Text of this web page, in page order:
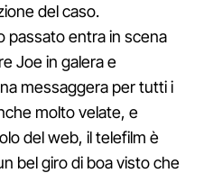
del caso.
passato entra in scena
Joe in galera e
messaggera per tutti i
molto velate, e
del web, il telefilm è
bel giro di boa visto che